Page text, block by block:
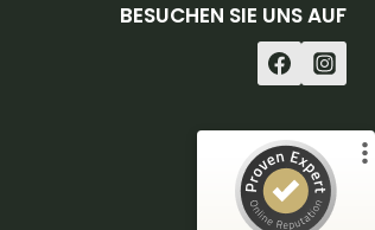
BESUCHEN SIE UNS AUF
100
%
Empfehlungen auf
ProvenExpert.com
SEHR GUT
159
Bewertungen auf
ProvenExpert.com